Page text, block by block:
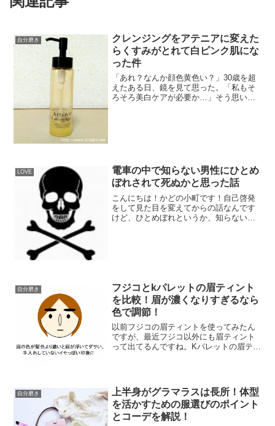
自分磨き
クレンジングをアテニアに変えた
らくすみがとれて白ピンク肌にな
った件
「あれ？なんか顔色黄色い？」30歳を超
えたある日、鏡を見て思った。「私もそ
ろそろ美白ケアが必要か…」そう思いつ
LOVE
電車の中で知らない男性にひとめ
ぼれされて死ぬかと思った話
こんにちは！かどの小町です！自己啓発
をして見た目を変えてからの話なんです
けど、ひとめぼれというか、知らない男
自分磨き
フジコとkパレットの眉ティント
を比較！眉が濃くなりすぎるなら
色で調節！
以前フジコの眉ティントを使ってみたん
ですが、最近フジコ以外にも眉ティント
って出てるんですね。Kパレットの眉ティ
自分磨き
上半身がグラマラスは長所！体型
を活かすための服選びのポイント
とコーデを解説！